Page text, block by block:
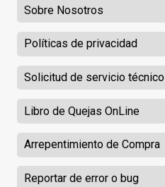
Sobre Nosotros
Políticas de privacidad
Solicitud de servicio técnico
Libro de Quejas OnLine
Arrepentimiento de Compra
Reportar de error o bug